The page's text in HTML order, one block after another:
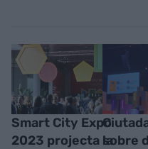
Smart City Expo
2023 projecta lasobre